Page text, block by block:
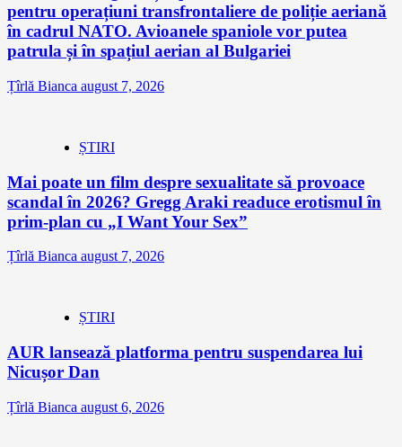
pentru operațiuni transfrontaliere de poliție aeriană
în cadrul NATO. Avioanele spaniole vor putea
patrula și în spațiul aerian al Bulgariei
Țîrlă Bianca august 7, 2026
ȘTIRI
Mai poate un film despre sexualitate să provoace
scandal în 2026? Gregg Araki readuce erotismul în
prim-plan cu „I Want Your Sex”
Țîrlă Bianca august 7, 2026
ȘTIRI
AUR lansează platforma pentru suspendarea lui
Nicușor Dan
Țîrlă Bianca august 6, 2026